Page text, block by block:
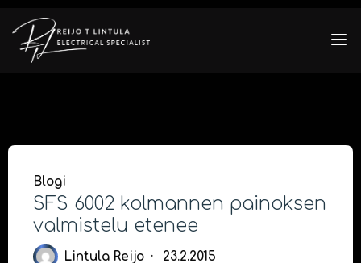
content
Blogi
SFS 6002 kolmannen painoksen
valmistelu etenee
Lintula Reijo 23.2.2015